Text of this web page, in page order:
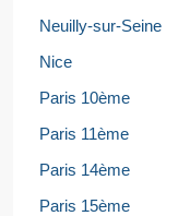
Neuilly-sur-Seine
Nice
Paris 10ème
Paris 11ème
Paris 14ème
Paris 15ème